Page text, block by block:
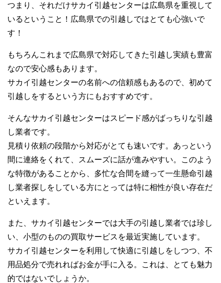
つまり、それだけサカイ引越センターは広島県を重視して
いるということ！広島県での引越しではとても心強いで
す！
もちろんこれまで広島県で対応してきた引越し実績も豊富
なので安心感もあります。
サカイ引越センターの名前への信頼感もあるので、初めて
引越しをするという方にもおすすめです。
そんなサカイ引越センターはスピード感がばっちりな引越
し業者です。
見積り依頼の段階から対応がとても速いです。あっという
間に連絡をくれて、スムーズに話が進みやすい。このよう
な特徴があることから、多忙な合間を縫って一生懸命引越
し業者探しをしている方にとっては特に相性が良い存在だ
といえます。
また、サカイ引越センターでは大手の引越し業者では珍し
い、小型のものの買取サービスを最近実施しています。
サカイ引越センターを利用して快適に引越しをしつつ、不
用品処分で売れればお金が手に入る。これは、とても魅力
的ではないでしょうか。